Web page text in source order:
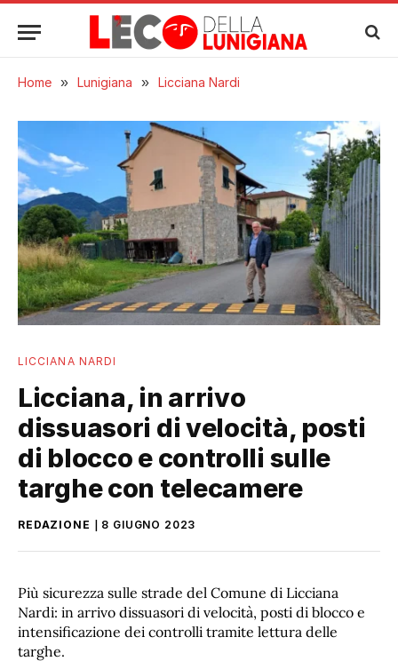
Home » Lunigiana » Licciana Nardi
LICCIANA NARDI
Licciana, in arrivo
dissuasori di velocità, posti
di blocco e controlli sulle
targhe con telecamere
REDAZIONE 8 GIUGNO 2023
Più sicurezza sulle strade del Comune di Licciana
Nardi: in arrivo dissuasori di velocità, posti di blocco e
intensificazione dei controlli tramite lettura delle
targhe.